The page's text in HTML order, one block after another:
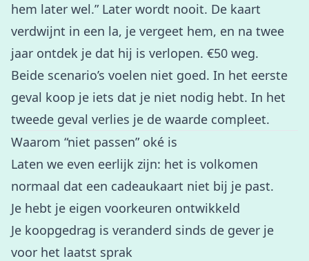
hem later wel.” Later wordt nooit. De kaart
verdwijnt in een la, je vergeet hem, en na twee
jaar ontdek je dat hij is verlopen. €50 weg.
Beide scenario’s voelen niet goed. In het eerste
geval koop je iets dat je niet nodig hebt. In het
tweede geval verlies je de waarde compleet.
Waarom “niet passen” oké is
Laten we even eerlijk zijn: het is volkomen
normaal dat een cadeaukaart niet bij je past.
Je hebt je eigen voorkeuren ontwikkeld
Je koopgedrag is veranderd sinds de gever je
voor het laatst sprak